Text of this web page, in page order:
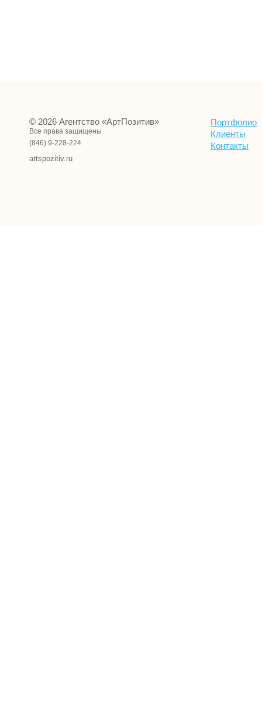
© 2026 Агентство «АртПозитив»
Все права защищены
(846) 9-228-224
artspozitiv.ru
Портфолио
Клиенты
Контакты